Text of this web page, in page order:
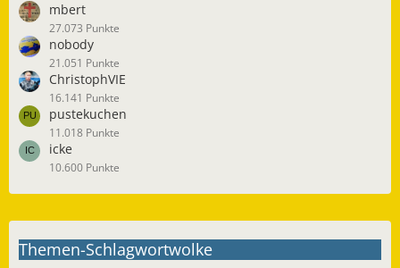
mbert
27.073 Punkte
nobody
21.051 Punkte
ChristophVIE
16.141 Punkte
pustekuchen
11.018 Punkte
icke
10.600 Punkte
Themen-Schlagwortwolke